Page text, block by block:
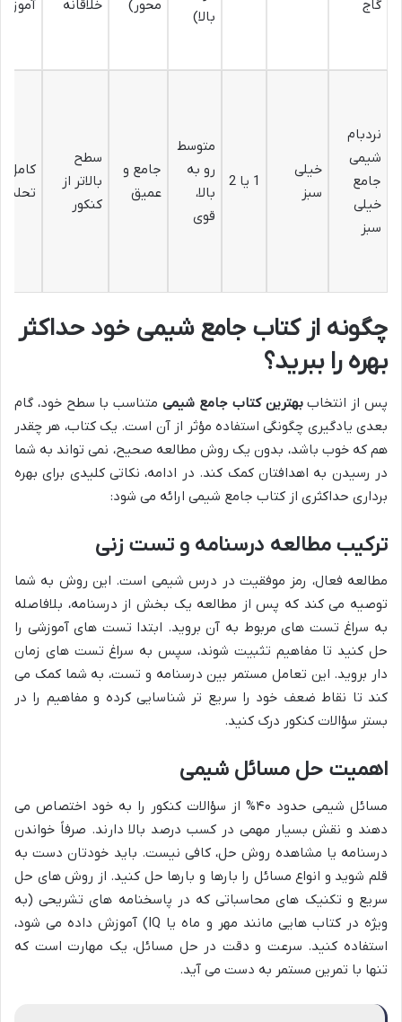
گاج
بالا)
محور) خلاقانه
نردبام
شیمی
جامع
خیلی
سبز
خیلی
سبز
1 یا 2
متوسط
رو به
بالا،
قوی
جامع و
عمیق
سطح
بالاتر از
کنکور
کامل
چگونه از کتاب جامع شیمی خود حداکثر
بهره را ببرید؟
پس از انتخاببهترین کتاب جامع شیمیمتناسب با سطح خود، گام
بعدی یادگیری چگونگی استفاده مؤثر از آن است. یک کتاب، هر چقدر
هم که خوب باشد، بدون یک روش مطالعه صحیح، نمی تواند به شما
در رسیدن به اهدافتان کمک کند. در ادامه، نکاتی کلیدی برای بهره
برداری حداکثری از کتاب جامع شیمی ارائه می شود:
ترکیب مطالعه درسنامه و تست زنی
مطالعه فعال، رمز موفقیت در درس شیمی است. این روش به شما
توصیه می کند که پس از مطالعه یک بخش از درسنامه، بلافاصله
به سراغ تست های مربوط به آن بروید. ابتدا تست های آموزشی را
حل کنید تا مفاهیم تثبیت شوند، سپس به سراغ تست های زمان
دار بروید. این تعامل مستمر بین درسنامه و تست، به شما کمک می
کند تا نقاط ضعف خود را سریع تر شناسایی کرده و مفاهیم را در
بستر سؤالات کنکور درک کنید.
اهمیت حل مسائل شیمی
مسائل شیمی حدود ۴۰% از سؤالات کنکور را به خود اختصاص می
دهند و نقش بسیار مهمی در کسب درصد بالا دارند. صرفاً خواندن
درسنامه یا مشاهده روش حل، کافی نیست. باید خودتان دست به
قلم شوید و انواع مسائل را بارها و بارها حل کنید. از روش های حل
سریع و تکنیک های محاسباتی که در پاسخنامه های تشریحی (به
ویژه در کتاب هایی مانند مهر و ماه یا IQ) آموزش داده می شود،
استفاده کنید. سرعت و دقت در حل مسائل، یک مهارت است که
تنها با تمرین مستمر به دست می آید.